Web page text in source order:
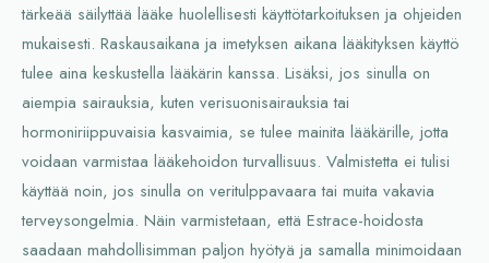
tärkeää säilyttää lääke huolellisesti käyttötarkoituksen ja ohjeiden
mukaisesti. Raskausaikana ja imetyksen aikana lääkityksen käyttö
tulee aina keskustella lääkärin kanssa. Lisäksi, jos sinulla on
aiempia sairauksia, kuten verisuonisairauksia tai
hormoniriippuvaisia kasvaimia, se tulee mainita lääkärille, jotta
voidaan varmistaa lääkehoidon turvallisuus. Valmistetta ei tulisi
käyttää noin, jos sinulla on veritulppavaara tai muita vakavia
terveysongelmia. Näin varmistetaan, että Estrace-hoidosta
saadaan mahdollisimman paljon hyötyä ja samalla minimoidaan